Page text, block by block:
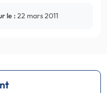
le : 22 mars 2011